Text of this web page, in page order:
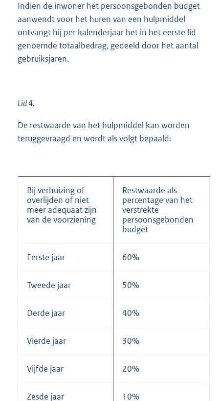
Indien de inwoner het persoonsgebonden budget
aanwendt voor het huren van een hulpmiddel
ontvangt hij per kalenderjaar het in het eerste lid
genoemde totaalbedrag, gedeeld door het aantal
gebruiksjaren.
Lid 4.
De restwaarde van het hulpmiddel kan worden
teruggevraagd en wordt als volgt bepaald:
Bij verhuizing of
overlijden of niet
meer adequaat zijn
van de voorziening
Restwaarde als
percentage van het
verstrekte
persoonsgebonden
budget
Eerste jaar 60%
Tweede jaar 50%
Derde jaar 40%
Vierde jaar 30%
Vijfde jaar 20%
Zesde jaar 10%